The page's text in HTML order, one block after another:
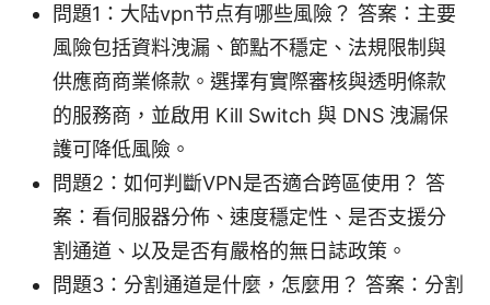
問題1：大陆vpn节点有哪些風險？ 答案：主要
風險包括資料洩漏、節點不穩定、法規限制與
供應商商業條款。選擇有實際審核與透明條款
的服務商，並啟用 Kill Switch 與 DNS 洩漏保
護可降低風險。
問題2：如何判斷VPN是否適合跨區使用？ 答
案：看伺服器分佈、速度穩定性、是否支援分
割通道、以及是否有嚴格的無日誌政策。
問題3：分割通道是什麼，怎麼用？ 答案：分割